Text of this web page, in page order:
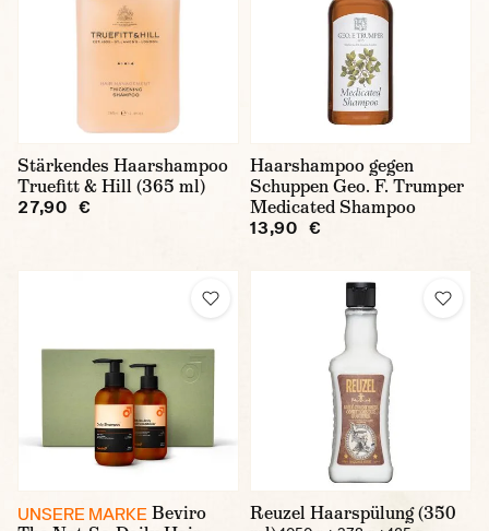
Stärkendes Haarshampoo
Truefitt & Hill (365 ml)
27,90 €
Haarshampoo gegen
Schuppen Geo. F. Trumper
Medicated Shampoo
13,90 €
UNSERE MARKE Beviro
Reuzel Haarspülung (350